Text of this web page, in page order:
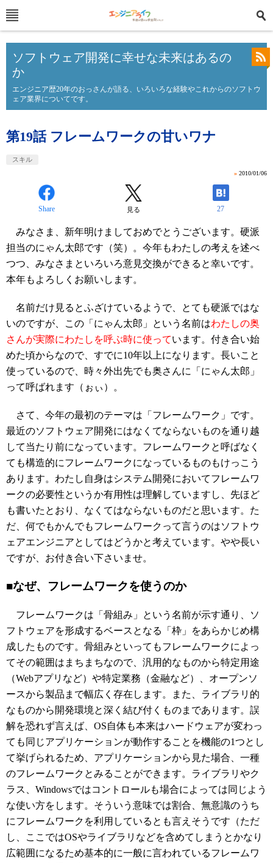
ソフトウェア開発に幸せな未来はあるの
か
エンジニア歴20年のおっさんが語る、いろいろな経験やこれからのソフトウ
ェア業界についてです。
第19話 フレームワークの甘いワナ
スキル
» 2010/01/06
Share 見る 27
みなさま、新年明けましておめでとうございます。硬派
担当のにゃん太郎です（笑）。今年もわたしの考えを述べ
つつ、みなさまといろいろ意見交換ができると幸いです。
本年もよろしくお願いします。
名前だけ見るとふざけているようで、とても硬派ではな
いのですが、この「にゃん太郎」という名前はわたしの奥
さんが実際にわたしを呼ぶ時に使っています。付き合い始
めた頃からなので、すでに10年以上になります。長いこと
使っているので、時々外出先でも奥さんに「にゃん太郎」
って呼ばれます（ぉぃ）。
さて、今年の最初のテーマは「フレームワーク」です。
最近のソフトウェア開発にはなくてならないものを通り越
して当たり前になっています。フレームワークと呼ばなく
ても構造的にフレームワークになっているものもけっこう
あります。わたし自身はシステム開発においてフレームワ
ークの必要性というか有用性は理解していますし、先ほど
も書いたとおり、なくてはならないものだと思います。た
だ、何でもかんでもフレームワークって言うのはソフトウ
ェアエンジニアとしてはどうかと考えています。やや長い
ですが、お付き合い下さいませ。
■なぜ、フレームワークを使うのか
フレームワークは「骨組み」という名前が示す通り、ソ
フトウェアを形成するベースとなる「枠」をあらかじめ構
成したものです。骨組みといってもフレームワークによっ
てその範囲はまちまちなので、汎用的なものから特定用途
（Webアプリなど）や特定業務（金融など）、オープンソ
ースから製品まで幅広く存在します。また、ライブラリ的
なものから開発環境と深く結び付くものまであります。誤
解を恐れず言えば、OS自体も本来はハードウェアが変わっ
ても同じアプリケーションが動作することを機能の1つとし
て挙げられるため、アプリケーションから見た場合、一種
のフレームワークとみることができます。ライブラリやク
ラス、Windowsではコントロールも場合によっては同じよう
な使い方をします。そういう意味では割合、無意識のうち
にフレームワークを利用しているとも言えそうです（ただ
し、ここではOSやライブラリなどを含めてしまうとかなり
広範囲になるため基本的に一般に言われているフレームワ